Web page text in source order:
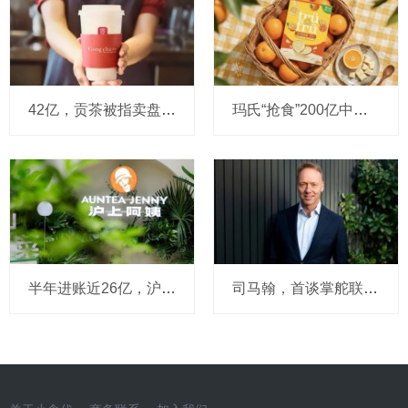
42亿，贡茶被指卖盘在即：有“新茶饮祖师爷”之称，贝恩资本拟接手 玛氏“抢食”200亿中国巧克力市场，多了个新筹码：首次引进新收购的Trü Frü，“冻干水果+巧克力”能成为零食新风口吗？
半年进账近26亿，沪上阿姨高层今天说：外卖点奶茶习惯不可逆，全年拟新开2000～3000店，咖啡杯量占比已稳在10%以上，茶瀑布对标蜜雪要改 司马翰，首谈掌舵联合利华往事：离任前与董事会确有分歧，对亲手任命的继任者充满信心，领导力是一段充满趣味的旅程